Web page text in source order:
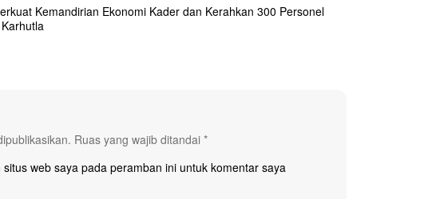
Kemandirian Ekonomi Kader dan Kerahkan 300 Personel
Ruas yang wajib ditandai *
web saya pada peramban ini untuk komentar saya